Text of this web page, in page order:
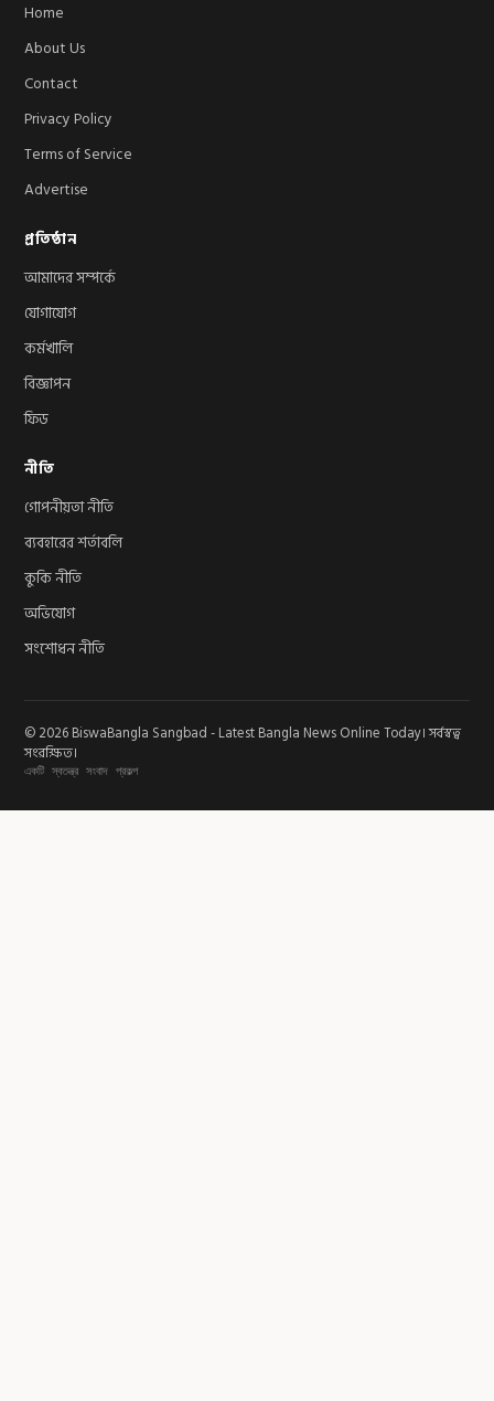
Home
About Us
Contact
Privacy Policy
Terms of Service
Advertise
প্রতিষ্ঠান
আমাদের সম্পর্কে
যোগাযোগ
কর্মখালি
বিজ্ঞাপন
ফিড
নীতি
গোপনীয়তা নীতি
ব্যবহারের শর্তাবলি
কুকি নীতি
অভিযোগ
সংশোধন নীতি
© 2026 BiswaBangla Sangbad - Latest Bangla News Online Today। সর্বস্বত্ব
সংরক্ষিত।
একটি স্বতন্ত্র সংবাদ প্রকল্প